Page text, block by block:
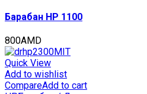
Барабан HP 1100
800AMD
Quick View
Add to wishlist
CompareAdd to cart